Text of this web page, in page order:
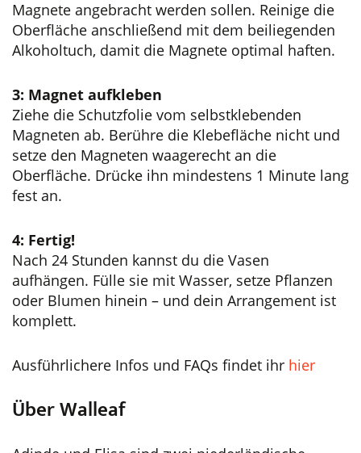
Magnete angebracht werden sollen. Reinige die
Oberfläche anschließend mit dem beiliegenden
Alkoholtuch, damit die Magnete optimal haften.
3: Magnet aufkleben
Ziehe die Schutzfolie vom selbstklebenden
Magneten ab. Berühre die Klebefläche nicht und
setze den Magneten waagerecht an die
Oberfläche. Drücke ihn mindestens 1 Minute lang
fest an.
4: Fertig!
Nach 24 Stunden kannst du die Vasen
aufhängen. Fülle sie mit Wasser, setze Pflanzen
oder Blumen hinein – und dein Arrangement ist
komplett.
Ausführlichere Infos und FAQs findet ihr hier
Über Walleaf